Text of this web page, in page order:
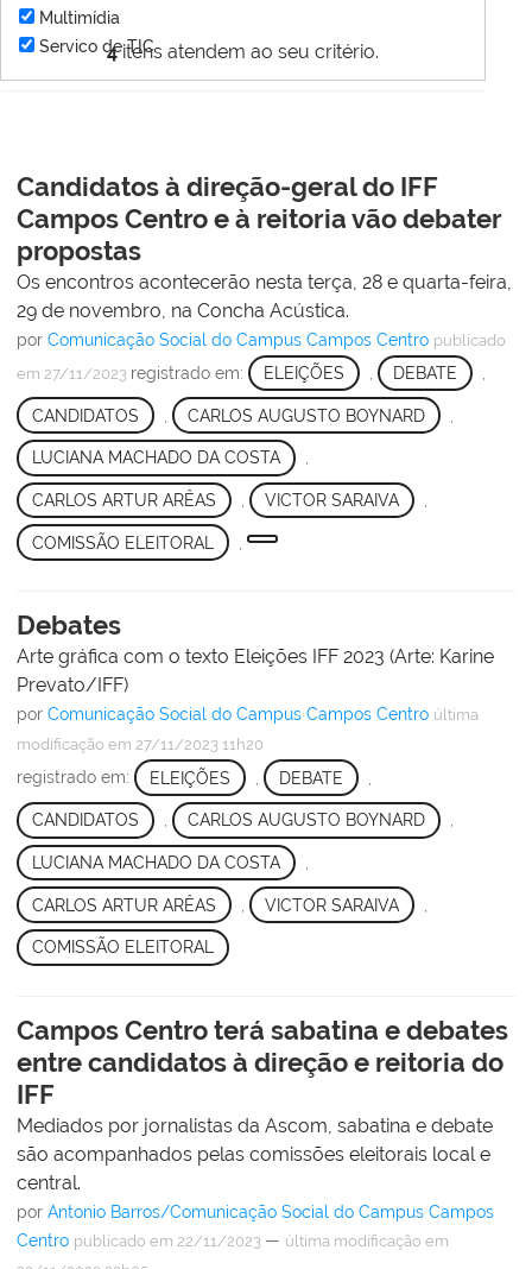
4itens atendem ao seu critério.
Multimídia
Servico de TIC
Candidatos à direção-geral do IFF
Campos Centro e à reitoria vão debater
propostas
Os encontros acontecerão nesta terça, 28 e quarta-feira,
29 de novembro, na Concha Acústica.
por Comunicação Social do Campus Campos Centro publicado
em 27/11/2023 registrado em: ELEIÇÕES DEBATE
CANDIDATOS CARLOS AUGUSTO BOYNARD
LUCIANA MACHADO DA COSTA ,
CARLOS ARTUR ARÊAS VICTOR SARAIVA
COMISSÃO ELEITORAL
Debates
Arte gráfica com o texto Eleições IFF 2023 (Arte: Karine
Prevato/IFF)
por Comunicação Social do Campus Campos Centro última
modificação em 27/11/2023 11h20
registrado em: ELEIÇÕES DEBATE
CANDIDATOS , CARLOS AUGUSTO BOYNARD ,
LUCIANA MACHADO DA COSTA
CARLOS ARTUR ARÊAS VICTOR SARAIVA
COMISSÃO ELEITORAL
Campos Centro terá sabatina e debates
entre candidatos à direção e reitoria do
IFF
Mediados por jornalistas da Ascom, sabatina e debate
são acompanhados pelas comissões eleitorais local e
central.
por Antonio Barros/Comunicação Social do Campus Campos
Centro publicado em 22/11/2023 — última modificação em